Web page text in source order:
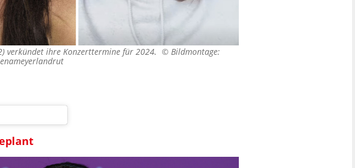
verkündet ihre Konzerttermine für 2024. © Bildmontage: